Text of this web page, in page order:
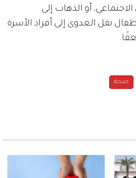
أو الذهاب إلى
نقل العدوى إلى أفراد الأسرة
صحة